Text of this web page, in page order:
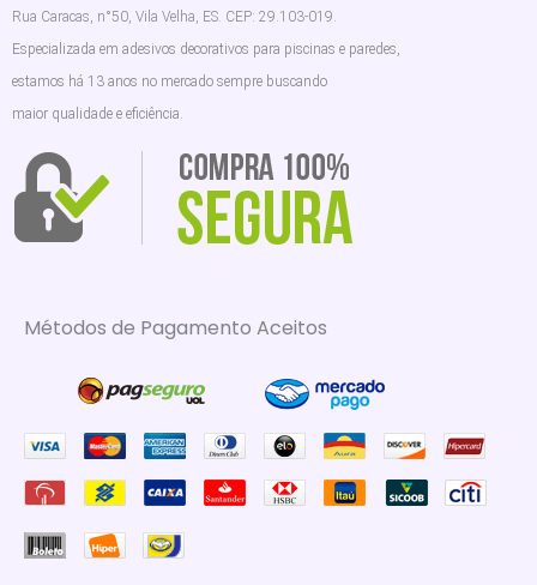
Rua Caracas, n°50, Vila Velha, ES. CEP: 29.103-019.
Especializada em adesivos decorativos para piscinas e paredes,
estamos há 13 anos no mercado sempre buscando
maior qualidade e eficiência.
Métodos de Pagamento Aceitos